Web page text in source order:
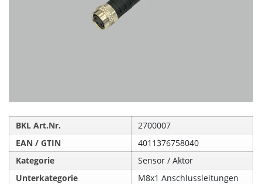
BKL Art.Nr.
2700007
EAN / GTIN
4011376758040
Kategorie
Sensor / Aktor
Unterkategorie
M8x1 Anschlussleitungen